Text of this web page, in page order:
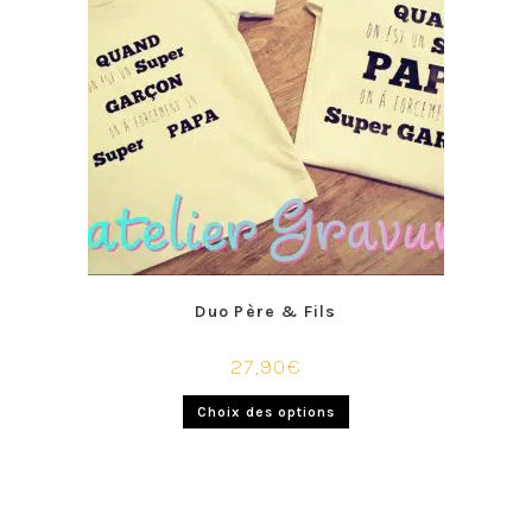
Duo Père & Fils
27,90€
Choix des options